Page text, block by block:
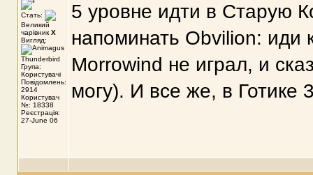
Стать:
Великий
чарівник X
Вигляд:
Група:
Користувачі
Повідомлень:
2914
Користувач
№: 18338
Реєстрація:
27-June 06
5 уровне идти в Старую
напоминать Obvilion: иди
Morrowind не играл, и
могу). И все же, в Готике